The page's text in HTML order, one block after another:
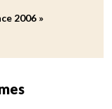
2006 »